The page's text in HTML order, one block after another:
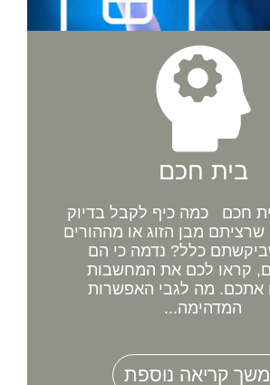
בית חכם
חכם כמה כיף לקבל בדיוק
מבן הזוג או מההורים
כלל? נדמה כי הם
קראו לכם את המחשבות
אתכם. מה לגבי האפשרות
המדהימה...
קריאה נוספת